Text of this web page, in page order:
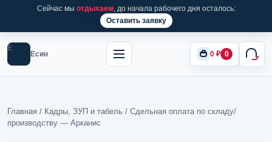
Сейчас мы отдыхаем, до начала рабочего дня осталось:
Оставить заявку
Е
Есин 0 ₽ 0
Главная / Кадры, ЗУП и табель / Сдельная оплата по складу/
производству — Арканис